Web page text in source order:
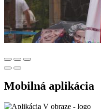
Mobilná aplikácia